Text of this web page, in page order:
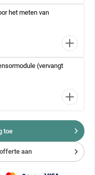
het meten van
(vervangt
Voeg toe
aan